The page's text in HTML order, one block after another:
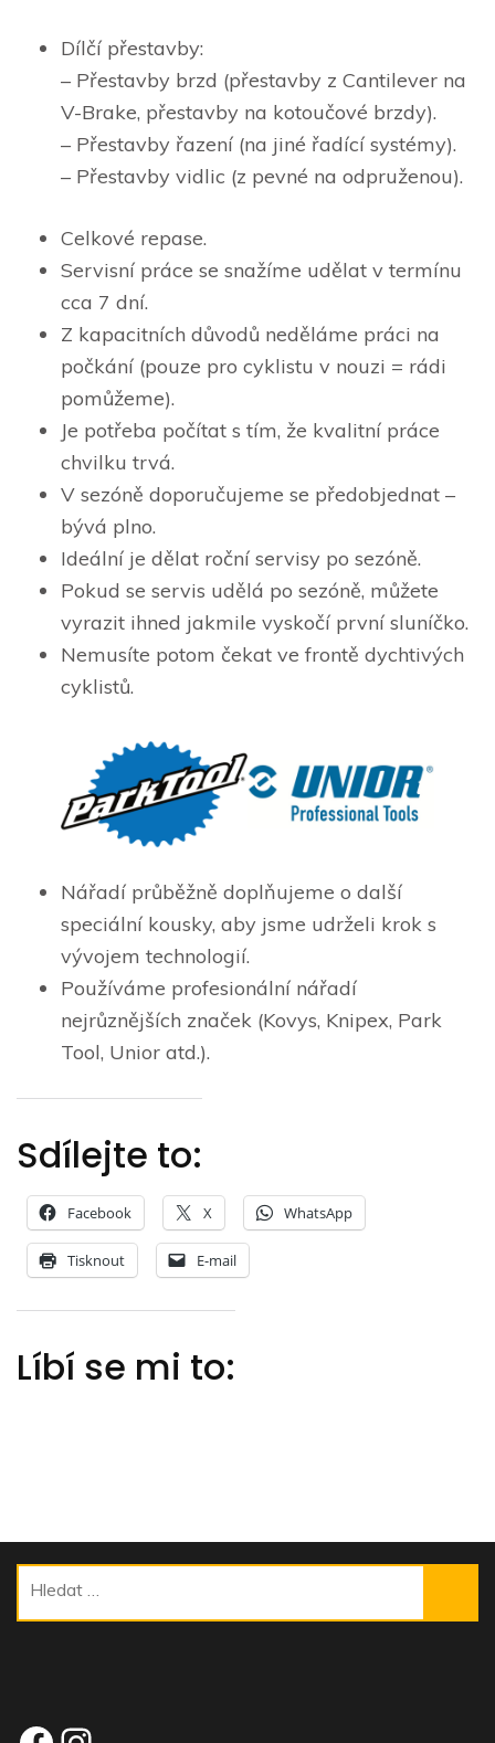
Dílčí přestavby:
– Přestavby brzd (přestavby z Cantilever na
V-Brake, přestavby na kotoučové brzdy).
– Přestavby řazení (na jiné řadící systémy).
– Přestavby vidlic (z pevné na odpruženou).
Celkové repase.
Servisní práce se snažíme udělat v termínu
cca 7 dní.
Z kapacitních důvodů neděláme práci na
počkání (pouze pro cyklistu v nouzi = rádi
pomůžeme).
Je potřeba počítat s tím, že kvalitní práce
chvilku trvá.
V sezóně doporučujeme se předobjednat –
bývá plno.
Ideální je dělat roční servisy po sezóně.
Pokud se servis udělá po sezóně, můžete
vyrazit ihned jakmile vyskočí první sluníčko.
Nemusíte potom čekat ve frontě dychtivých
cyklistů.
Nářadí průběžně doplňujeme o další
speciální kousky, aby jsme udrželi krok s
vývojem technologií.
Používáme profesionální nářadí
nejrůznějších značek (Kovys, Knipex, Park
Tool, Unior atd.).
Sdílejte to:
Facebook X WhatsApp
Tisknout E-mail
Líbí se mi to:
Vyhledávání